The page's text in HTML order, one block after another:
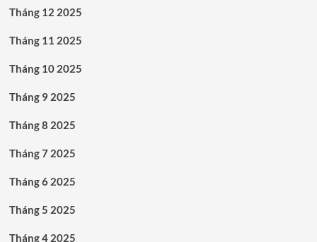
Tháng 12 2025
Tháng 11 2025
Tháng 10 2025
Tháng 9 2025
Tháng 8 2025
Tháng 7 2025
Tháng 6 2025
Tháng 5 2025
Tháng 4 2025